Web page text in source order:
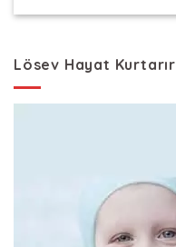
Lösev Hayat Kurtarır